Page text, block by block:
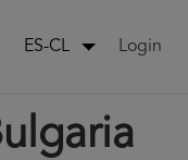
ES-CL Login